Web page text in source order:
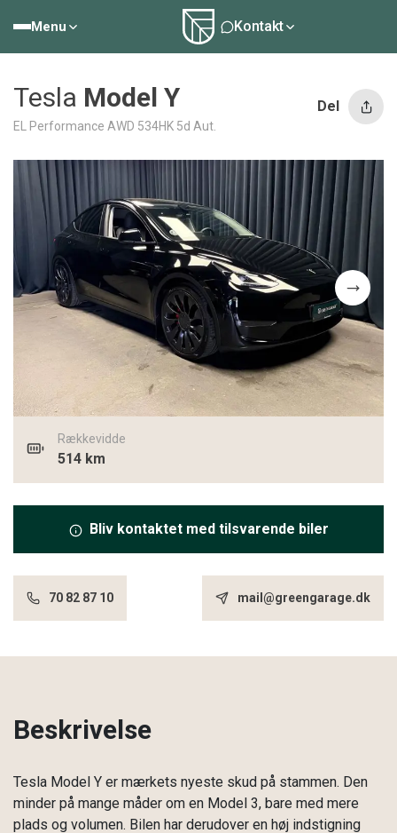
Menu Kontakt
Tesla Model Y
EL Performance AWD 534HK 5d Aut.
Del
Rækkevidde
514 km
Bliv kontaktet med tilsvarende biler
70 82 87 10 mail@greengarage.dk
Beskrivelse
Tesla Model Y er mærkets nyeste skud på stammen. Den
minder på mange måder om en Model 3, bare med mere
plads og volumen. Bilen har derudover en høj indstigning